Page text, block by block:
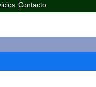
Contacto